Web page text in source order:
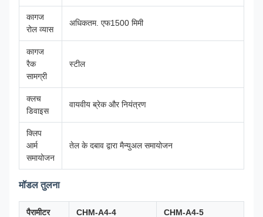
कागज
रोल व्यास
अधिकतम. एफ1500 मिमी
कागज
रैक
सामग्री
स्टील
क्लच
डिवाइस
वायवीय ब्रेक और नियंत्रण
क्लिप
आर्म
समायोजन
तेल के दबाव द्वारा मैन्युअल समायोजन
मॉडल तुलना
पैरामीटर CHM-A4-4 CHM-A4-5